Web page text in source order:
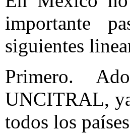
importante
siguientes
Primero.
UNCITRAL,
todos los